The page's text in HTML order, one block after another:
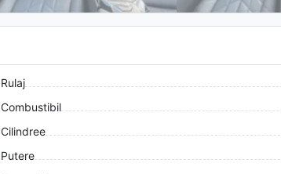
Rulaj
Combustibil
Cilindree
Putere